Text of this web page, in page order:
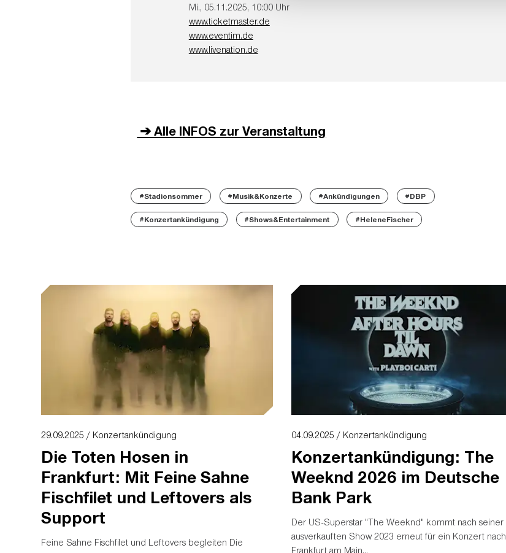
Mi., 05.11.2025, 10:00 Uhr
www.ticketmaster.de
www.eventim.de
www.livenation.de
➔ Alle INFOS zur Veranstaltung
#Stadionsommer #Musik&Konzerte #Ankündigungen #DBP
#Konzertankündigung #Shows&Entertainment #HeleneFischer
29.09.2025 / Konzertankündigung
Die Toten Hosen in
Frankfurt: Mit Feine Sahne
Fischfilet und Leftovers als
Support
Feine Sahne Fischfilet und Leftovers begleiten Die
04.09.2025 / Konzertankündigung
Konzertankündigung: The
Weeknd 2026 im Deutsche
Bank Park
Der US-Superstar "The Weeknd" kommt nach seiner
ausverkauften Show 2023 erneut für ein Konzert nach
Frankfurt am Main...